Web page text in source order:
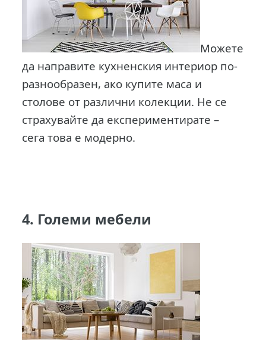
Можете
да направите кухненския интериор по-
разнообразен, ако купите маса и
столове от различни колекции. Не се
страхувайте да експериментирате –
сега това е модерно.
4. Големи мебели